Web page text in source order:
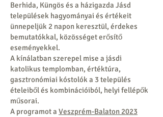
Berhida, Küngös és a házigazda Jásd
települések hagyományai és értékeit
ünnepeljük 2 napon keresztül, érdekes
bemutatókkal, közösséget erősítő
eseményekkel.
A kínálatban szerepel mise a jásdi
katolikus templomban, értéktúra,
gasztronómiai kóstolók a 3 település
ételeiből és kombinációiból, helyi fellépők
műsorai.
A programot a Veszprém-Balaton 2023